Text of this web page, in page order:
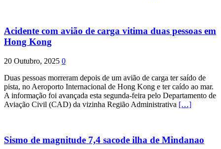
Acidente com avião de carga vitima duas pessoas em
Hong Kong
20 Outubro, 2025 0
Duas pessoas morreram depois de um avião de carga ter saído de
pista, no Aeroporto Internacional de Hong Kong e ter caído ao mar.
A informação foi avançada esta segunda-feira pelo Departamento de
Aviação Civil (CAD) da vizinha Região Administrativa […]
Sismo de magnitude 7,4 sacode ilha de Mindanao